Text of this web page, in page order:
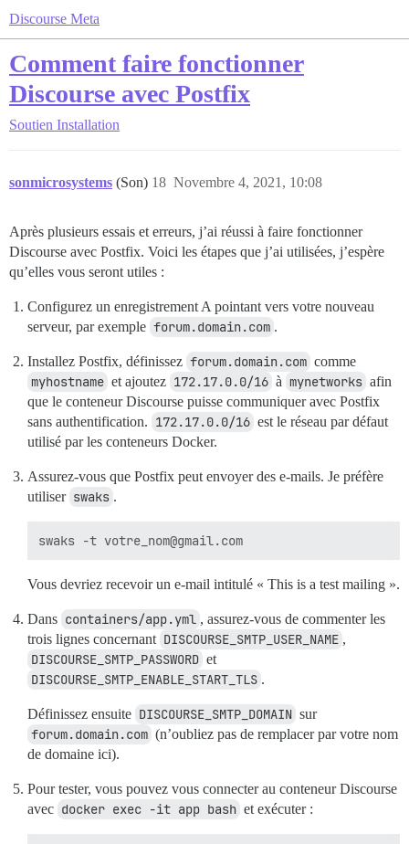
Discourse Meta
Comment faire fonctionner
Discourse avec Postfix
Soutien Installation
sonmicrosystems (Son) Novembre 4, 2021, 10:08
18
Après plusieurs essais et erreurs, j’ai réussi à faire fonctionner
Discourse avec Postfix. Voici les étapes que j’ai utilisées, j’espère
qu’elles vous seront utiles :
Configurez un enregistrement A pointant vers votre nouveau
serveur, par exemple forum.domain.com .
Installez Postfix, définissez forum.domain.com comme
myhostname et ajoutez 172.17.0.0/16 à mynetworks afin
que le conteneur Discourse puisse communiquer avec Postfix
sans authentification. 172.17.0.0/16 est le réseau par défaut
utilisé par les conteneurs Docker.
Assurez-vous que Postfix peut envoyer des e-mails. Je préfère
utiliser swaks .
Vous devriez recevoir un e-mail intitulé « This is a test mailing ».
Dans containers/app.yml , assurez-vous de commenter les
trois lignes concernant DISCOURSE_SMTP_USER_NAME ,
DISCOURSE_SMTP_PASSWORD et
DISCOURSE_SMTP_ENABLE_START_TLS .
Définissez ensuite DISCOURSE_SMTP_DOMAIN sur
forum.domain.com (n’oubliez pas de remplacer par votre nom
de domaine ici).
Pour tester, vous pouvez vous connecter au conteneur Discourse
avec docker exec -it app bash et exécuter :